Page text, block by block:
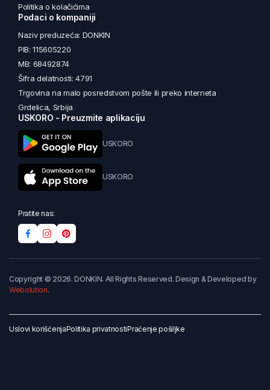
Politika o kolačićima
Podaci o kompaniji
Naziv preduzeća: DONKIN
PIB: 115605220
MB: 68492874
Šifra delatnosti: 4791
Trgovina na malo posredstvom pošte ili preko interneta
Grdelica, Srbija
USKORO - Preuzmite aplikaciju
USKORO
USKORO
Pratite nas:
Copyright © 2026. DONKIN. All Rights Reserved. Design & Developed by
Webolution.
Uslovi korišćenjaPolitika privatnostiPraćenje pošiljke